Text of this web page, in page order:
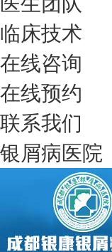
临床技术
在线咨询
在线预约
联系我们
银屑病医院